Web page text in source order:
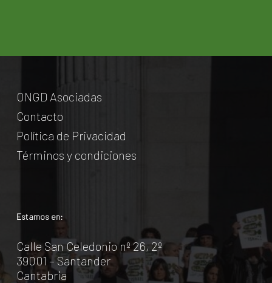
ONGD Asociadas
Contacto
Política de Privacidad
Términos y condiciones
Estamos en:
Calle San Celedonio nº 26, 2º
39001 – Santander
Cantabria